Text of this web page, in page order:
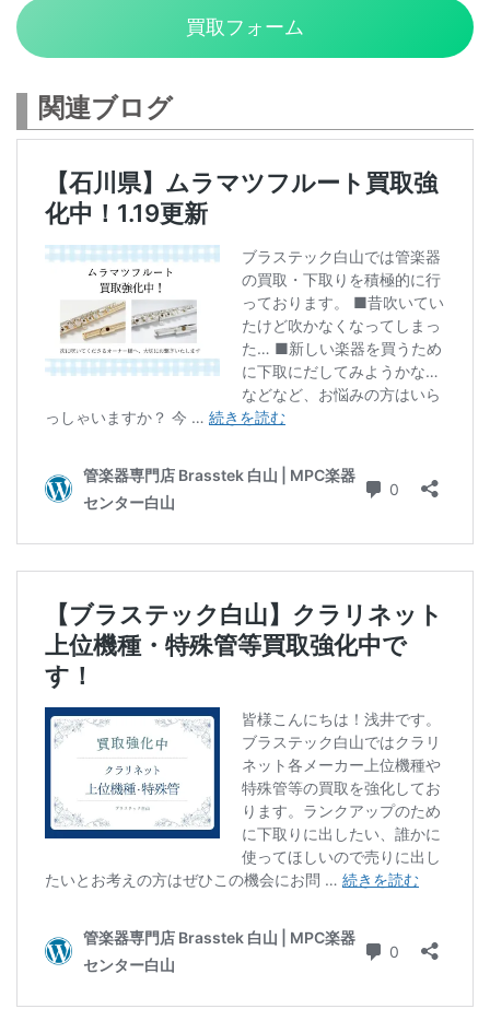
買取フォーム
関連ブログ